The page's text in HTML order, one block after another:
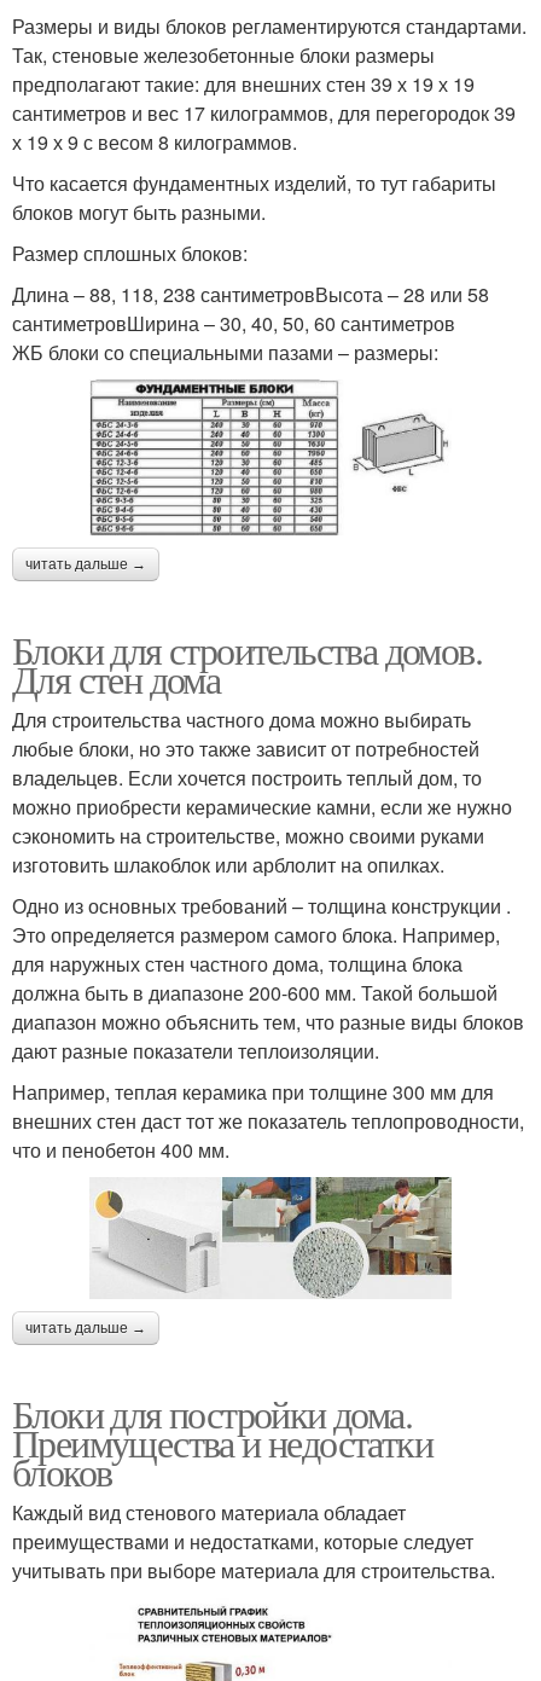
Размеры и виды блоков регламентируются стандартами.
Так, стеновые железобетонные блоки размеры
предполагают такие: для внешних стен 39 х 19 х 19
сантиметров и вес 17 килограммов, для перегородок 39
х 19 х 9 с весом 8 килограммов.
Что касается фундаментных изделий, то тут габариты
блоков могут быть разными.
Размер сплошных блоков:
Длина – 88, 118, 238 сантиметровВысота – 28 или 58
сантиметровШирина – 30, 40, 50, 60 сантиметров
ЖБ блоки со специальными пазами – размеры:
читать дальше →
Блоки для строительства домов.
Для стен дома
Для строительства частного дома можно выбирать
любые блоки, но это также зависит от потребностей
владельцев. Если хочется построить теплый дом, то
можно приобрести керамические камни, если же нужно
сэкономить на строительстве, можно своими руками
изготовить шлакоблок или арблолит на опилках.
Одно из основных требований – толщина конструкции .
Это определяется размером самого блока. Например,
для наружных стен частного дома, толщина блока
должна быть в диапазоне 200-600 мм. Такой большой
диапазон можно объяснить тем, что разные виды блоков
дают разные показатели теплоизоляции.
Например, теплая керамика при толщине 300 мм для
внешних стен даст тот же показатель теплопроводности,
что и пенобетон 400 мм.
читать дальше →
Блоки для постройки дома.
Преимущества и недостатки
блоков
Каждый вид стенового материала обладает
преимуществами и недостатками, которые следует
учитывать при выборе материала для строительства.